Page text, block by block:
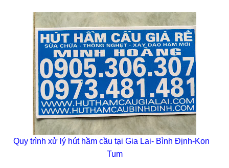
Quy trình xử lý hút hầm cầu tại Gia Lai- Bình Định-Kon
Tum